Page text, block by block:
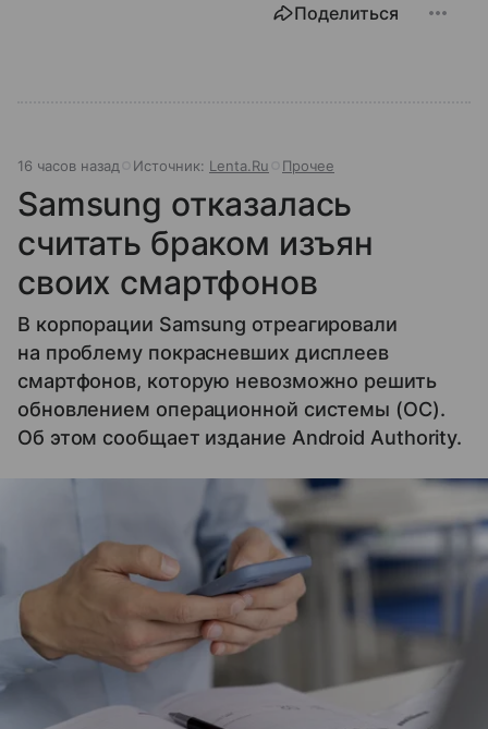
Поделиться
16 часов назад Источник: Lenta.Ru Прочее
Samsung отказалась
считать браком изъян
своих смартфонов
В корпорации Samsung отреагировали
на проблему покрасневших дисплеев
смартфонов, которую невозможно решить
обновлением операционной системы (ОС).
Об этом сообщает издание Android Authority.